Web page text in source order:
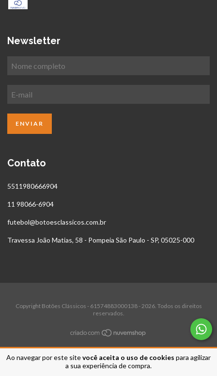
Ao navegar por este sitevocê aceita o uso de cookies para agilizar
a sua experiência de compra.
Newsletter
Contato
5511980666904
11 98066-6904
futebol@botoesclassicos.com.br
Travessa João Matias, 58 - Pompeia São Paulo - SP, 05025-000
Copyright Botões Clássicos - 61574883000138 - 2026. Todos os direitos
reservados.